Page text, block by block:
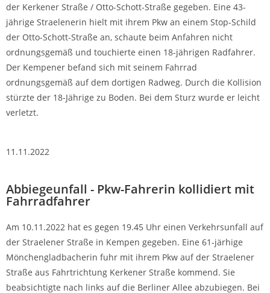
der Kerkener Straße / Otto-Schott-Straße gegeben. Eine 43-
jährige Straelenerin hielt mit ihrem Pkw an einem Stop-Schild
der Otto-Schott-Straße an, schaute beim Anfahren nicht
ordnungsgemäß und touchierte einen 18-jährigen Radfahrer.
Der Kempener befand sich mit seinem Fahrrad
ordnungsgemäß auf dem dortigen Radweg. Durch die Kollision
stürzte der 18-Jährige zu Boden. Bei dem Sturz wurde er leicht
verletzt.
11.11.2022
Abbiegeunfall - Pkw-Fahrerin kollidiert mit
Fahrradfahrer
Am 10.11.2022 hat es gegen 19.45 Uhr einen Verkehrsunfall auf
der Straelener Straße in Kempen gegeben. Eine 61-järhige
Mönchengladbacherin fuhr mit ihrem Pkw auf der Straelener
Straße aus Fahrtrichtung Kerkener Straße kommend. Sie
beabsichtigte nach links auf die Berliner Allee abzubiegen. Bei